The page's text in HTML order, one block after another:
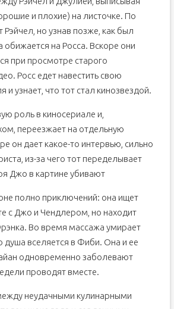
и плохие) на листочке. По
но узнав позже, как был
обижается на Росса. Вскоре они
при просмотре старого
Росс едет навестить свою
и узнает, что тот стал кинозвездой.
роль в киносериале и,
переезжает на отдельную
он дает какое-то интервью, сильно
из-за чего тот переделывает
Джо в картине убивают
полно приключений: она ищет
с Джо и Чендлером, но находит
Во время массажа умирает
душа вселяется в Фиби. Она и ее
одновременно заболевают
проводят вместе.
неудачными кулинарными